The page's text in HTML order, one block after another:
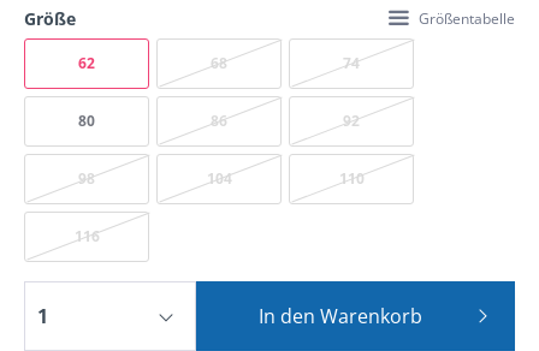
Größe Größentabelle
62 68 74
80 86 92
98 104 110
116
In den Warenkorb